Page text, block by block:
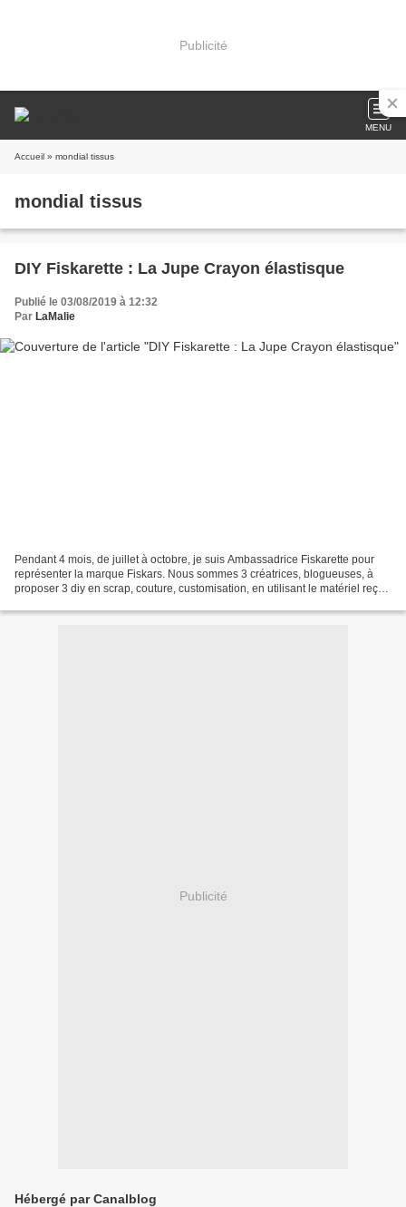
Publicité
MENU
Accueil » mondial tissus
mondial tissus
DIY Fiskarette : La Jupe Crayon élastisque
Publié le 03/08/2019 à 12:32
Par LaMalie
Pendant 4 mois, de juillet à octobre, je suis Ambassadrice Fiskarette pour
représenter la marque Fiskars. Nous sommes 3 créatrices, blogueuses, à
proposer 3 diy en scrap, couture, customisation, en utilisant le matériel reçu
Publicité
Hébergé par Canalblog